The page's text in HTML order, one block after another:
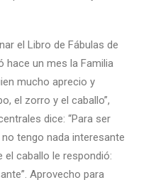
el Libro de Fábulas de
hace un mes la Familia
mucho aprecio y
el zorro y el caballo”,
dice: “Para ser
tengo nada interesante
el caballo le respondió:
Aprovecho para